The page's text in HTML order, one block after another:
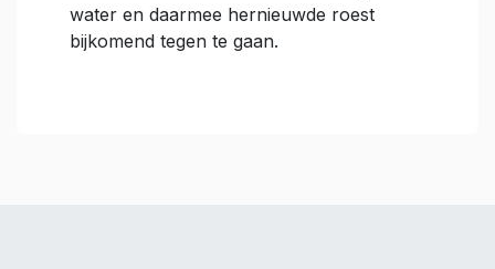
water en daarmee hernieuwde roest
bijkomend tegen te gaan.